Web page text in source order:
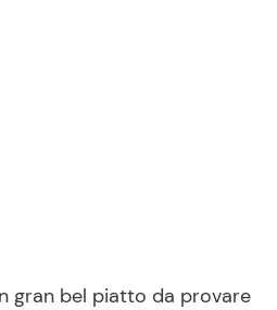
gran bel piatto da provare